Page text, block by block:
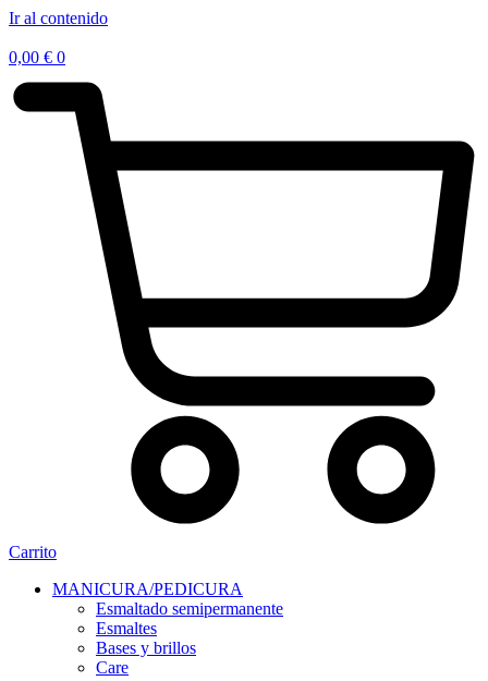
Ir al contenido
0,00 € 0
Carrito
MANICURA/PEDICURA
Esmaltado semipermanente
Esmaltes
Bases y brillos
Care